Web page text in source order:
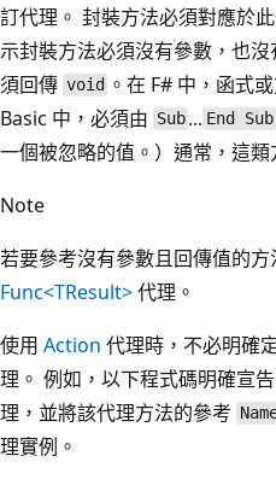
訂代理。 封裝方法必須對應於
示封裝方法必須沒有參數，也
須回傳 void 。在 F# 中，函式
Basic 中，必須由 Sub ... End Sub
一個被忽略的值。）通常，這類
Note
若要參考沒有參數且回傳值的
Func<TResult>代理。
使用 Action 代理時，不必明確
理。 例如，以下程式碼明確宣
理，並將該代理方法的參考
理實例。